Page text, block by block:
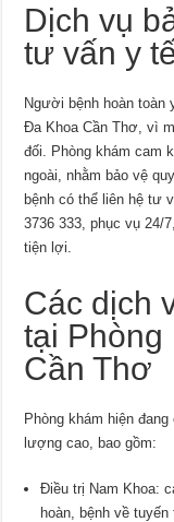
Dịch vụ
tư vấn y
Người bệnh hoàn toàn
Đa Khoa Cần Thơ, vì
đối. Phòng khám cam
ngoài, nhằm bảo vệ
bệnh có thể liên hệ tư
3736 333, phục vụ 24/
tiện lợi.
Các dịch
tại Phòng
Cần Thơ
Phòng khám hiện
lượng cao, bao gồm:
Điều trị Nam Khoa:
hoàn, bệnh về